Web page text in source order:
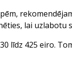
lai
līdz 425 eiro.